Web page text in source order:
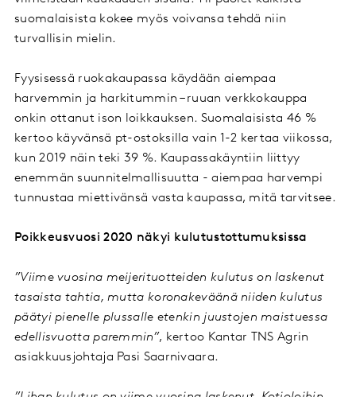
suomalaisista kokee myös voivansa tehdä niin
turvallisin mielin.
Fyysisessä ruokakaupassa käydään aiempaa
harvemmin ja harkitummin – ruuan verkkokauppa
onkin ottanut ison loikkauksen. Suomalaisista 46 %
kertoo käyvänsä pt-ostoksilla vain 1-2 kertaa viikossa,
kun 2019 näin teki 39 %. Kaupassakäyntiin liittyy
enemmän suunnitelmallisuutta - aiempaa harvempi
tunnustaa miettivänsä vasta kaupassa, mitä tarvitsee.
Poikkeusvuosi 2020 näkyi kulutustottumuksissa
”Viime vuosina meijerituotteiden kulutus on laskenut
tasaista tahtia, mutta koronakeväänä niiden kulutus
päätyi pienelle plussalle etenkin juustojen maistuessa
edellisvuotta paremmin”, kertoo Kantar TNS Agrin
asiakkuusjohtaja Pasi Saarnivaara.